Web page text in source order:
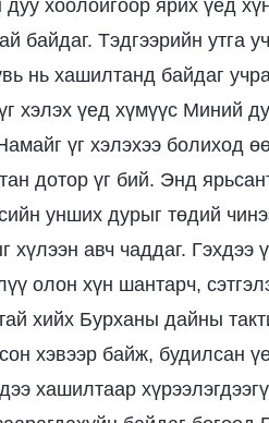
хоолойгоор ярих үед
байдаг. Тэдгээрийн утга
нь хашилтанд байдаг
хэлэх үед хүмүүс Миний
үг хэлэхээ болиход
дотор үг бий. Энд
унших дурыг төдий
хүлээн авч чаддаг. Гэхдээ
олон хүн шантарч,
хийх Бурханы дайны
хэвээр байж, будилсан
хашилтаар